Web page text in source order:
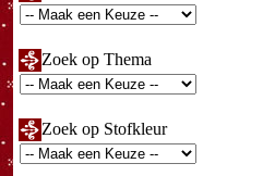
Zoek op Thema
Zoek op Stofkleur